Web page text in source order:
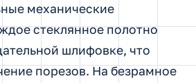
механические
стеклянное полотно
шлифовке, что
порезов. На безрамное